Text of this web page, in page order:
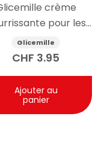
crème
pour les
glycérine et
camomille 100ml
Glicemille
CHF 3.95
Ajouter au
panier